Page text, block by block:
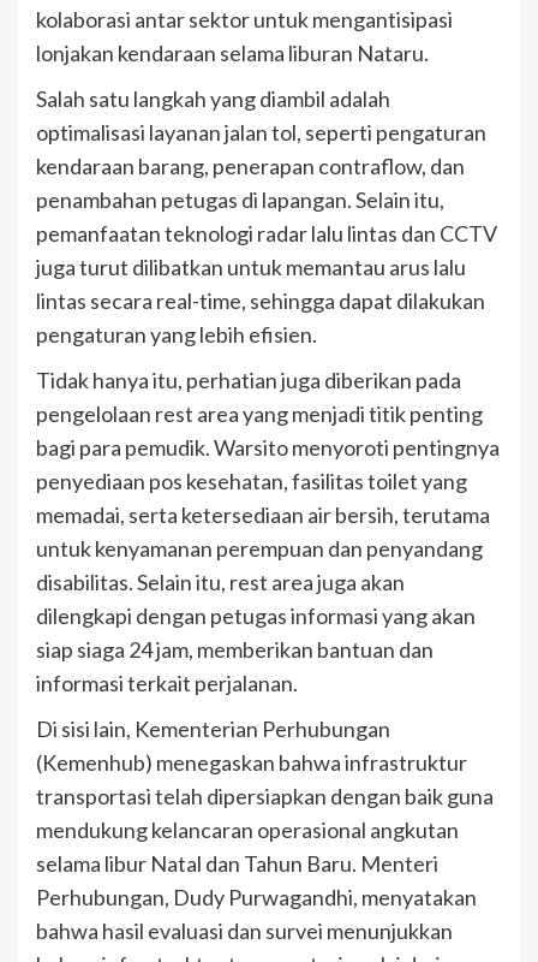
kolaborasi antar sektor untuk mengantisipasi
lonjakan kendaraan selama liburan Nataru.
Salah satu langkah yang diambil adalah
optimalisasi layanan jalan tol, seperti pengaturan
kendaraan barang, penerapan contraflow, dan
penambahan petugas di lapangan. Selain itu,
pemanfaatan teknologi radar lalu lintas dan CCTV
juga turut dilibatkan untuk memantau arus lalu
lintas secara real-time, sehingga dapat dilakukan
pengaturan yang lebih efisien.
Tidak hanya itu, perhatian juga diberikan pada
pengelolaan rest area yang menjadi titik penting
bagi para pemudik. Warsito menyoroti pentingnya
penyediaan pos kesehatan, fasilitas toilet yang
memadai, serta ketersediaan air bersih, terutama
untuk kenyamanan perempuan dan penyandang
disabilitas. Selain itu, rest area juga akan
dilengkapi dengan petugas informasi yang akan
siap siaga 24 jam, memberikan bantuan dan
informasi terkait perjalanan.
Di sisi lain, Kementerian Perhubungan
(Kemenhub) menegaskan bahwa infrastruktur
transportasi telah dipersiapkan dengan baik guna
mendukung kelancaran operasional angkutan
selama libur Natal dan Tahun Baru. Menteri
Perhubungan, Dudy Purwagandhi, menyatakan
bahwa hasil evaluasi dan survei menunjukkan